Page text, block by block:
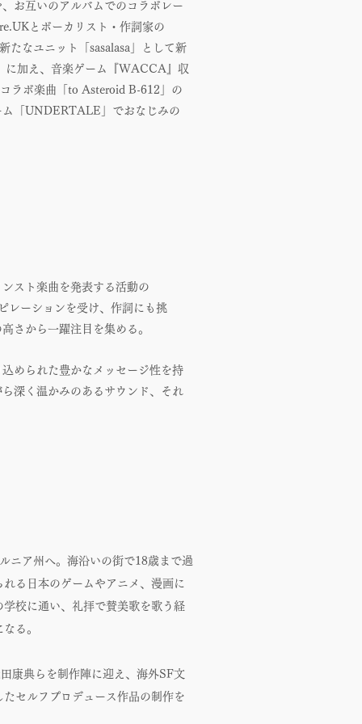
お互いのアルバムでのコラボレー
とボーカリスト・作詞家の
たなユニット「sasalasa」として新
に加え、音楽ゲーム『WACCA』収
ラボ楽曲「to Asteroid B-612」の
ム「UNDERTALE」でおなじみの
スト楽曲を発表する活動の
レーションを受け、作詞にも挑
さから一躍注目を集める。
められた豊かなメッセージ性を持
深く温かみのあるサウンド、それ
ニア州へ。海沿いの街で18歳まで過
る日本のゲームやアニメ、漫画に
校に通い、礼拝で賛美歌を歌う経
る。
康典らを制作陣に迎え、海外SF文
セルフプロデュース作品の制作を